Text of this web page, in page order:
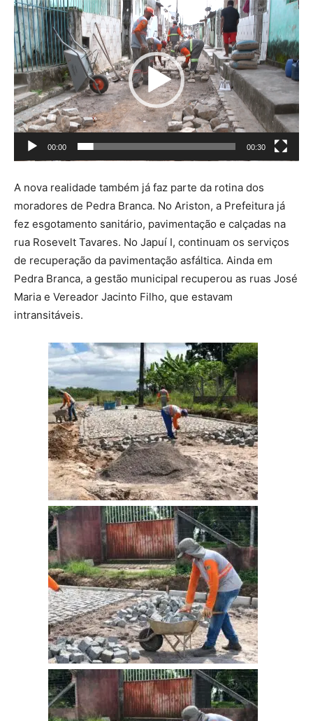
T
o
c
a
d
o
r
d
í
d
e
o
00:00 00:30
A nova realidade também já faz parte da rotina dos
moradores de Pedra Branca. No Ariston, a Prefeitura já
fez esgotamento sanitário, pavimentação e calçadas na
rua Rosevelt Tavares. No Japuí I, continuam os serviços
de recuperação da pavimentação asfáltica. Ainda em
Pedra Branca, a gestão municipal recuperou as ruas José
Maria e Vereador Jacinto Filho, que estavam
intransitáveis.